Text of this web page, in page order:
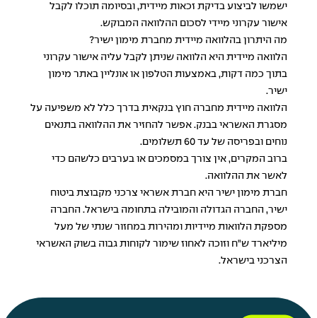
ישמשו לביצוע בדיקת זכאות מיידית, ובסיומה תוכלו לקבל
אישור עקרוני מיידי לסכום ההלוואה המבוקש.
מה היתרון בהלוואה מיידית מחברת מימון ישיר?
הלוואה מיידית היא הלוואה שניתן לקבל עליה אישור עקרוני
בתוך כמה דקות, באמצעות הטלפון או אונליין באתר מימון
ישיר.
הלוואה מיידית מחברה חוץ בנקאית בדרך כלל לא משפיעה על
מסגרת האשראי בבנק. אפשר להחזיר את ההלוואה בתנאים
נוחים ובפריסה של עד 60 תשלומים.
ברוב המקרים, אין צורך במסמכים או בערבים כלשהם כדי
לאשר את ההלוואה.
חברת מימון ישיר היא חברת אשראי צרכני מקבוצת ביטוח
ישיר, החברה הגדולה והמובילה בתחומה בישראל. החברה
מספקת הלוואות מיידיות ומהירות במחזור שנתי של מעל
מיליארד ש"ח וזוכה לאחוז שימור לקוחות גבוה בשוק האשראי
הצרכני בישראל.